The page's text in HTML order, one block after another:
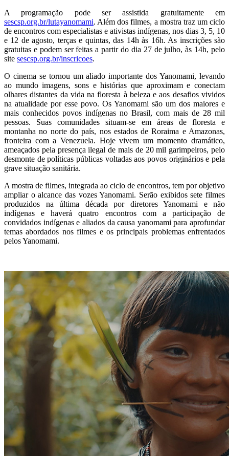
A programação pode ser assistida gratuitamente em
sescsp.org.br/lutayanomami. Além dos filmes, a mostra traz um ciclo
de encontros com especialistas e ativistas indígenas, nos dias 3, 5, 10
e 12 de agosto, terças e quintas, das 14h às 16h. As inscrições são
gratuitas e podem ser feitas a partir do dia 27 de julho, às 14h, pelo
site sescsp.org.br/inscricoes.
O cinema se tornou um aliado importante dos Yanomami, levando
ao mundo imagens, sons e histórias que aproximam e conectam
olhares distantes da vida na floresta à beleza e aos desafios vividos
na atualidade por esse povo. Os Yanomami são um dos maiores e
mais conhecidos povos indígenas no Brasil, com mais de 28 mil
pessoas. Suas comunidades situam-se em áreas de floresta e
montanha no norte do país, nos estados de Roraima e Amazonas,
fronteira com a Venezuela. Hoje vivem um momento dramático,
ameaçados pela presença ilegal de mais de 20 mil garimpeiros, pelo
desmonte de políticas públicas voltadas aos povos originários e pela
grave situação sanitária.
A mostra de filmes, integrada ao ciclo de encontros, tem por objetivo
ampliar o alcance das vozes Yanomami. Serão exibidos sete filmes
produzidos na última década por diretores Yanomami e não
indígenas e haverá quatro encontros com a participação de
convidados indígenas e aliados da causa yanomami para aprofundar
temas abordados nos filmes e os principais problemas enfrentados
pelos Yanomami.